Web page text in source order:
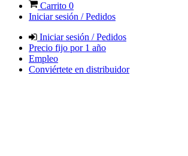
Carrito 0
Iniciar sesión / Pedidos
Iniciar sesión / Pedidos
Precio fijo por 1 año
Empleo
Conviértete en distribuidor